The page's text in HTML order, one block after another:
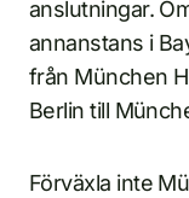
anslutningar.
annanstans i
från München
Berlin till
Förväxla inte